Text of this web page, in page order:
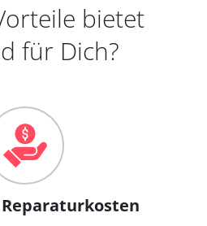
bietet
für Dich?